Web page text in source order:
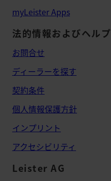
myLeister Apps
法的情報およびヘルプ
お問合せ
ディーラーを探す
契約条件
個人情報保護方針
インプリント
アクセシビリティ
Leister AG